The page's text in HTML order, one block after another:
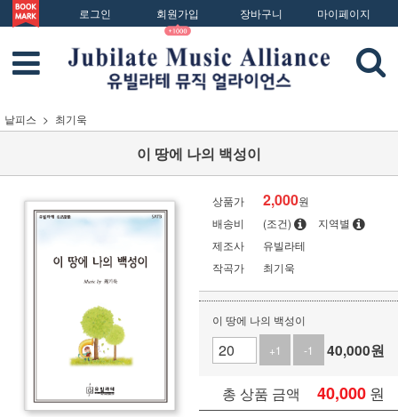
로그인 회원가입 장바구니 마이페이지
낱피스 최기욱
이 땅에 나의 백성이
상품가 2,000원
배송비
(조건)
지역별
제조사
유빌라테
작곡가
최기욱
이 땅에 나의 백성이
+1
-1 40,000원
총 상품 금액 40,000 원